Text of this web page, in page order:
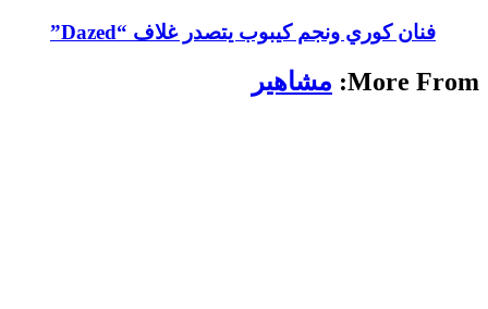
فنان كوري ونجم كيبوب يتصدر غلاف “Dazed”
More From: مشاهير